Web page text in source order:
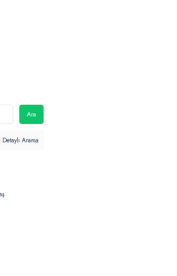
Ara
Detaylı Arama